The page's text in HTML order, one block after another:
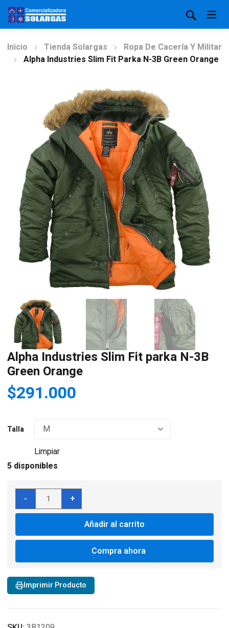
Inicio Tienda Solargas
Ropa De Cacería Y Militar
Alpha Industries Slim Fit Parka N-3B Green Orange
Alpha Industries Slim Fit parka N-3B
Green Orange
$291.000
Talla
Limpiar
5 disponibles
-
Alpha
Industries
Slim
parka
3B
Orange
cantidad
+
Añadir al carrito
Compra ahora
Imprimir Producto